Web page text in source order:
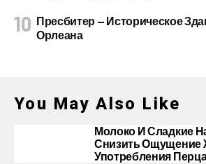
Пресбитер — Историческое
Орлеана
You May Also Like
Молоко И Сладкие
Снизить Ощущение
Употребления